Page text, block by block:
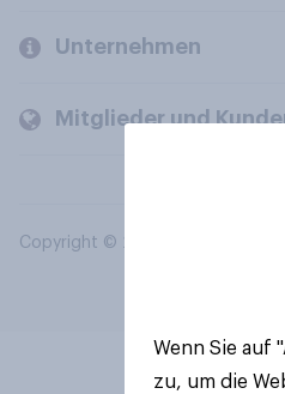
Unternehmen
Mitglieder und
Copyright © 2026 YouGov PLC.
Wenn Sie auf
zu, um die